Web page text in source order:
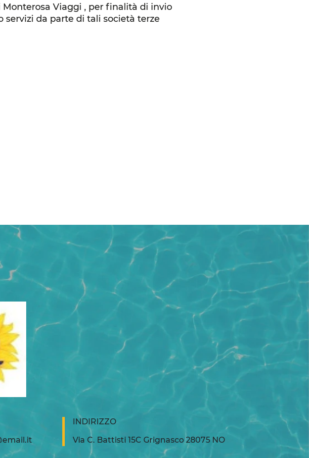
Viaggi , per finalità di invio
da parte di tali società terze
INDIRIZZO
Via C. Battisti 15C Grignasco 28075 NO